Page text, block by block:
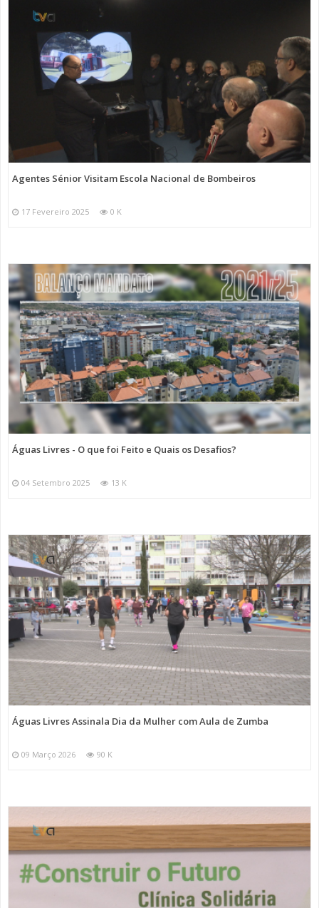
Agentes Sénior Visitam Escola Nacional de Bombeiros
17 Fevereiro 2025 0 K
Águas Livres - O que foi Feito e Quais os Desafios?
04 Setembro 2025 13 K
Águas Livres Assinala Dia da Mulher com Aula de Zumba
09 Março 2026 90 K